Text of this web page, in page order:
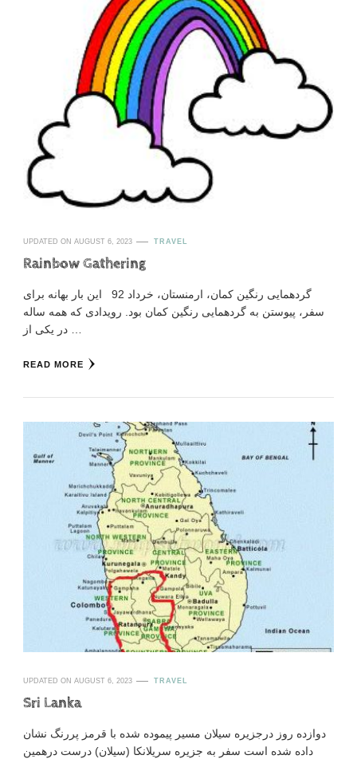
UPDATED ON AUGUST 6, 2023 TRAVEL
Rainbow Gathering
گردهمایی رنگین کمان، ارمنستان، خرداد 92 این بار بهانه برای
سفر، پیوستن به گردهمایی رنگین کمان بود. رویدادی که همه ساله
READ MORE
UPDATED ON AUGUST 6, 2023 TRAVEL
Sri Lanka
دوازده روز درجزیره سیلان مسیر پیموده شده با قرمز پررنگ نشان
داده شده است سفر به جزیره سریلانکا (سیلان) درست درهمین